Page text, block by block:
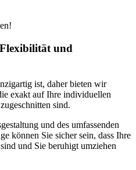
und
ist, daher bieten wir
exakt auf Ihre individuellen
sind.
und des umfassenden
können Sie sicher sein, dass Ihre
und Sie beruhigt umziehen